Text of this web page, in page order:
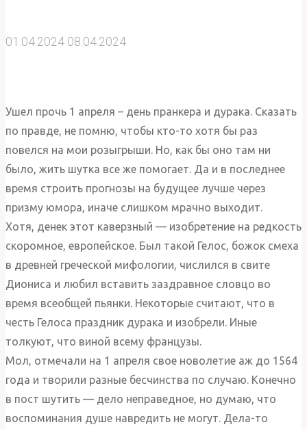
01.04.2024 08.04.2024
Ушел прочь 1 апреля – день пранкера и дурака. Сказать
по правде, не помню, чтобы кто-то хотя бы раз
повелся на мои розыгрыши. Но, как бы оно там ни
было, жить шутка все же помогает. Да и в последнее
время строить прогнозы на будущее лучше через
призму юмора, иначе слишком мрачно выходит.
Хотя, денек этот каверзный — изобретение на редкость
скоромное, европейское. Был такой Гелос, божок смеха
в древней греческой мифологии, числился в свите
Диониса и любил вставить заздравное словцо во
время всеобщей пьянки. Некоторые считают, что в
честь Гелоса праздник дурака и изобрели. Иные
толкуют, что виной всему французы.
Мол, отмечали на 1 апреля свое новолетие аж до 1564
года и творили разные бесчинства по случаю. Конечно
в пост шутить — дело неправедное, но думаю, что
воспоминания душе навредить не могут. Дела-то